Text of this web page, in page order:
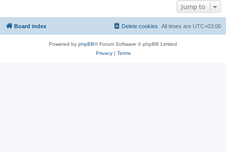
Jump to
Board index All times are UTC+03:00
Delete cookies
Powered by phpBB® Forum Software © phpBB Limited
Privacy| Terms